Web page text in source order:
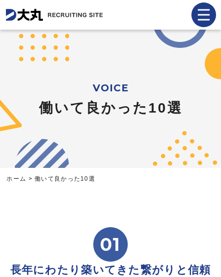
採用トップ
社長メッセージ
VOICE
働いて良かった10選
ホーム >働いて良かった10選
01
長年にわたり築いてきた繋がりと信頼